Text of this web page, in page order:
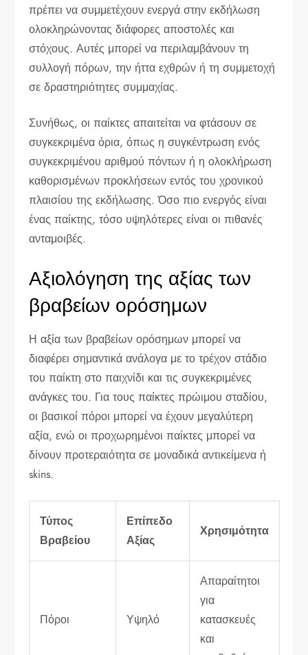
πρέπει να συμμετέχουν ενεργά στην εκδήλωση
ολοκληρώνοντας διάφορες αποστολές και
στόχους. Αυτές μπορεί να περιλαμβάνουν τη
συλλογή πόρων, την ήττα εχθρών ή τη συμμετοχή
σε δραστηριότητες συμμαχίας.
Συνήθως, οι παίκτες απαιτείται να φτάσουν σε
συγκεκριμένα όρια, όπως η συγκέντρωση ενός
συγκεκριμένου αριθμού πόντων ή η ολοκλήρωση
καθορισμένων προκλήσεων εντός του χρονικού
πλαισίου της εκδήλωσης. Όσο πιο ενεργός είναι
ένας παίκτης, τόσο υψηλότερες είναι οι πιθανές
ανταμοιβές.
Αξιολόγηση της αξίας των
βραβείων ορόσημων
Η αξία των βραβείων ορόσημων μπορεί να
διαφέρει σημαντικά ανάλογα με το τρέχον στάδιο
του παίκτη στο παιχνίδι και τις συγκεκριμένες
ανάγκες του. Για τους παίκτες πρώιμου σταδίου,
οι βασικοί πόροι μπορεί να έχουν μεγαλύτερη
αξία, ενώ οι προχωρημένοι παίκτες μπορεί να
δίνουν προτεραιότητα σε μοναδικά αντικείμενα ή
skins.
Τύπος
Βραβείου
Επίπεδο
Αξίας
Χρησιμότητα
Πόροι Υψηλό
Απαραίτητοι
για
κατασκευές
και